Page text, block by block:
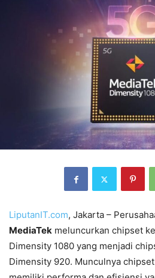
LiputanIT.com, Jakarta –
MediaTek meluncurkan chipset
Dimensity 1080 yang menjadi
Dimensity 920. Munculnya